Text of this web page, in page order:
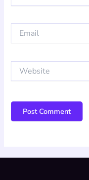
Email